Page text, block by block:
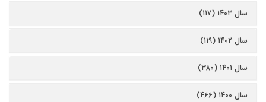
سال ۱۴۰۳ (۱۱۷)
سال ۱۴۰۲ (۱۱۹)
سال ۱۴۰۱ (۳۸۰)
سال ۱۴۰۰ (۴۶۶)